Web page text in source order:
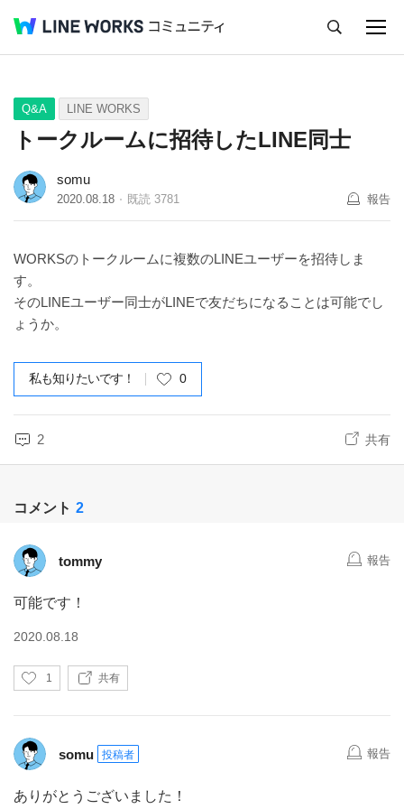
Q&A Tips Ideas
Q&A LINE WORKS
トークルームに招待したLINE同士
somu
2020.08.18 既読 3781 報告
WORKSのトークルームに複数のLINEユーザーを招待しま
す。
そのLINEユーザー同士がLINEで友だちになることは可能でし
ょうか。
私も知りたいです！ 0
2 共有
コメント 2
tommy 報告
可能です！
2020.08.18
い
1 共有
somu 投稿者 報告
ありがとうございました！